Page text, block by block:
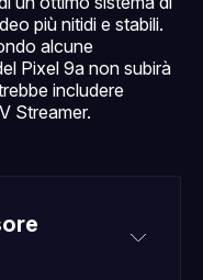
più nitidi e stabili.
alcune
Pixel 9a non subirà
includere
Streamer.